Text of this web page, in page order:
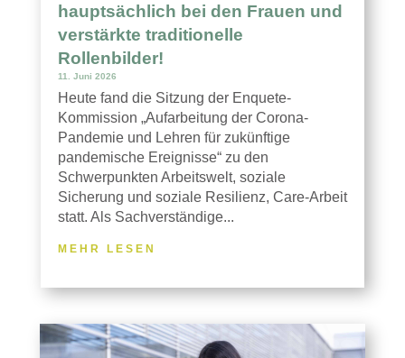
hauptsächlich bei den Frauen und
verstärkte traditionelle
Rollenbilder!
11. Juni 2026
Heute fand die Sitzung der Enquete-
Kommission „Aufarbeitung der Corona-
Pandemie und Lehren für zukünftige
pandemische Ereignisse“ zu den
Schwerpunkten Arbeitswelt, soziale
Sicherung und soziale Resilienz, Care-Arbeit
statt. Als Sachverständige...
MEHR LESEN